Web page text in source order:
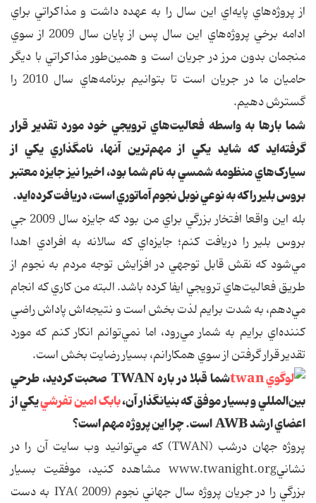
از پروژه‌هاي پايه‌اي اين سال را به عهده داشت و مذاکراتي براي
ادامه برخي پروژه‌هاي اين سال پس از پايان سال 2009 از سوي
منجمان بدون مرز در جريان است و همين‌طور مذاکراتي با ديگر
حاميان ما در جريان است تا بتوانيم برنامه‌هاي سال 2010 را
گسترش دهيم.
شما بارها به واسطه فعاليت‌هاي ترويجي خود مورد تقدير قرار
گرفته‌ايد که شايد يکي از مهم‌ترين آنها، نامگذاري يکي از
سيارک‌هاي منظومه شمسي به نام شما بود، اخيرا نيز جايزه معتبر
بروس بلير را که به نوعي نوبل نجوم آماتوري است، دريافت کرده‌ايد.
بله اين واقعا افتخار بزرگي براي من بود که جايزه سال 2009 جي
بروس بلير را دريافت کنم؛ جايزه‌اي که سالانه به افرادي اهدا
مي‌شود که نقش قابل توجهي در افزايش توجه مردم به نجوم از
طريق فعاليت‌هاي ترويجي ايفا کرده باشد. البته من کاري که انجام
مي‌دهم، به شدت برايم لذت بخش است و نتيجه‌اش پاداش راضي
کننده‌اي برايم به شمار مي‌رود، اما نمي‌توانم انکار کنم که مورد
تقدير قرار گرفتن از سوي همکارانم، بسيار رضايت بخش است.
شما قبلا در باره TWAN صحبت کرديد، طرحي
بين‌المللي و بسيار موفق که بنيانگذار آن،بابک امين تفرشييکي از
اعضاي ارشد AWB است. چرا اين پروژه مهم است؟
پروژه جهان درشب (TWAN) که مي‌توانيد وب سايت آن را در
نشانيwww.twanight.org مشاهده کنيد، موفقيت بسيار
بزرگي را در جريان پروژه سال جهاني نجوم (2009 )IYA به دست